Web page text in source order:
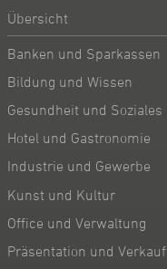
Übersicht
Banken und Sparkassen
Bildung und Wissen
Gesundheit und Soziales
Hotel und Gastronomie
Industrie und Gewerbe
Kunst und Kultur
Office und Verwaltung
Präsentation und Verkauf